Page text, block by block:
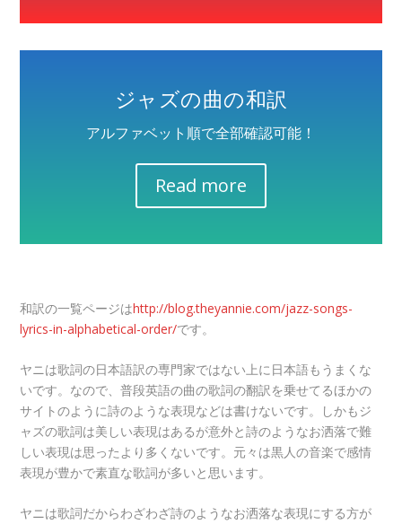
ジャズの曲の和訳
アルファベット順で全部確認可能！
Read more
和訳の一覧ページはhttp://blog.theyannie.com/jazz-songs-
lyrics-in-alphabetical-order/です。
ヤニは歌詞の日本語訳の専門家ではない上に日本語もうまくな
いです。なので、普段英語の曲の歌詞の翻訳を乗せてるほかの
サイトのように詩のような表現などは書けないです。しかもジ
ャズの歌詞は美しい表現はあるが意外と詩のようなお洒落で難
しい表現は思ったより多くないです。元々は黒人の音楽で感情
表現が豊かで素直な歌詞が多いと思います。
ヤニは歌詞だからわざわざ詩のようなお洒落な表現にする方が